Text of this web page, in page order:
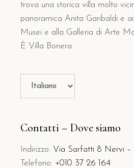
trova una storica villa molto
panoramica Anita Garibaldi e
Musei e alla Galleria di Arte
È Villa Bonera.
una
Contatti – Dove siamo
Indirizzo: Via Sarfatti 8 Nervi –
Telefono: +010 37 26 164